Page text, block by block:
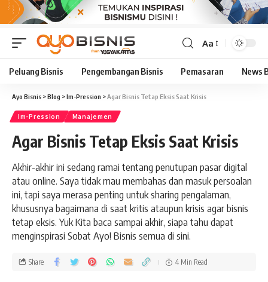
Aa
Peluang Bisnis Pengembangan Bisnis Pemasaran News
Ayo Bisnis >Blog >Im-Pression >Agar Bisnis Tetap Eksis Saat Krisis
Im-Pression Manajemen
Agar Bisnis Tetap Eksis Saat Krisis
Akhir-akhir ini sedang ramai tentang penutupan pasar digital
atau online. Saya tidak mau membahas dan masuk persoalan
ini, tapi saya merasa penting untuk sharing pengalaman,
khususnya bagaimana di saat kritis ataupun krisis agar bisnis
tetap eksis. Yuk Kita baca sampai akhir, siapa tahu dapat
menginspirasi Sobat Ayo! Bisnis semua di sini.
Share 4 Min Read